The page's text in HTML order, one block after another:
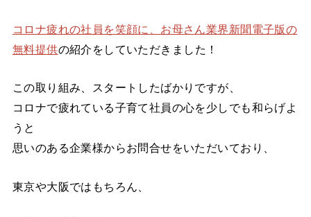
コロナ疲れの社員を笑顔に、お母さん業界新聞電子版の
無料提供の紹介をしていただきました！
この取り組み、スタートしたばかりですが、
コロナで疲れている子育て社員の心を少しでも和らげよ
うと
思いのある企業様からお問合せをいただいており、
東京や大阪ではもちろん、